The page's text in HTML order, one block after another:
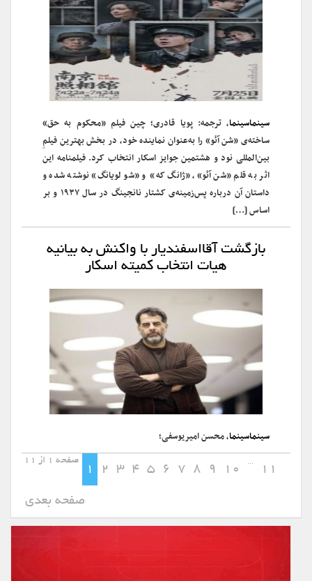
سینماسینما، ترجمه: پویا قادری؛ چین فیلم «محکوم به حق»
ساخته‌ی «شن آئو» را به‌عنوان نماینده خود، در بخش بهترین فیلمِ
بین‌المللی نود و هشتمین جوایز اسکار انتخاب کرد. فیلمنامه این
اثر به قلم «شن آئو»، «ژانگ که» و «شو لویانگ» نوشته شده و
داستان آن درباره پس‌زمینه‌ی کشتار نانجینگ در سال ۱۹۳۷ و بر
اساس […]
بازگشت آقااسفندیار با واکنش به بیانیه
هیات انتخاب کمیته اسکار
سینماسینما، محسن امیریوسفی؛
صفحه 1 از 11
1 2 3 4 5 6 7 8 9 10
...
11
صفحه بعدی